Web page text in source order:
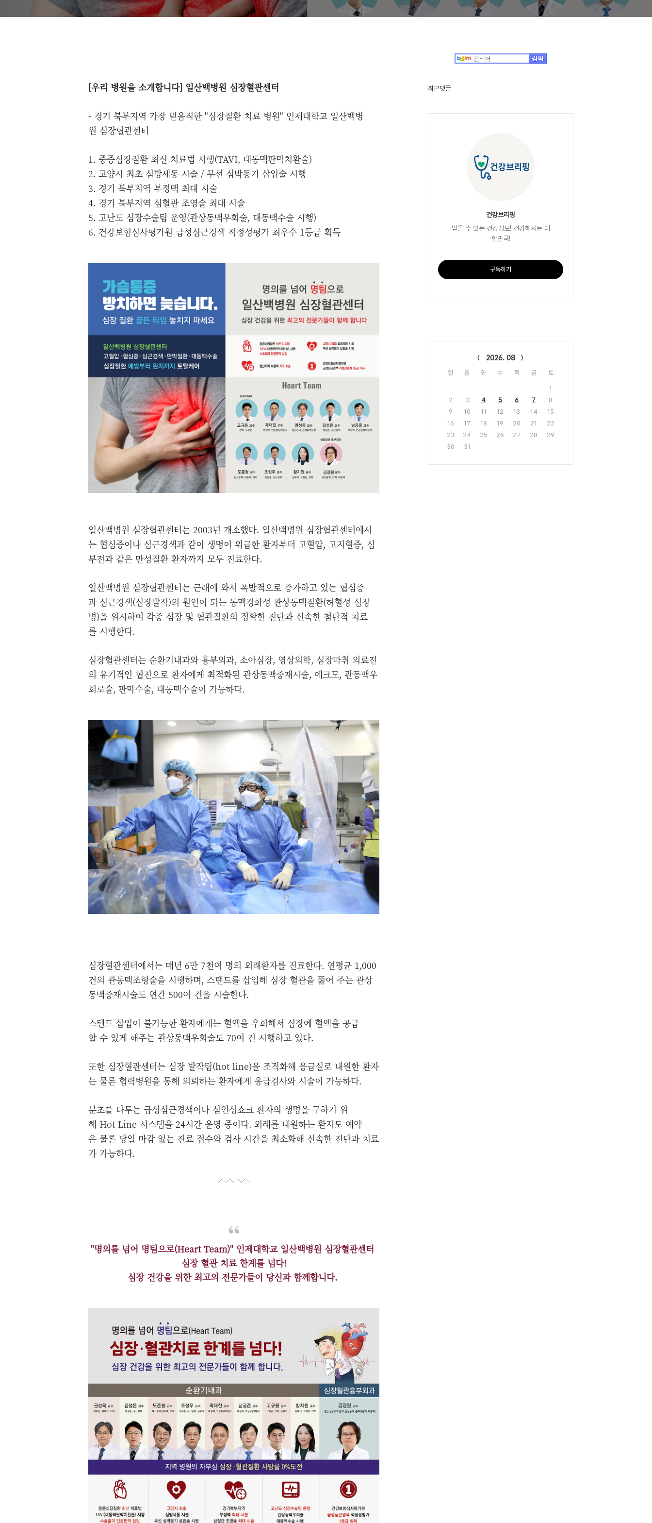
[우리 병원을 소개합니다] 일산백병원 심장혈관센터
- 경기 북부지역 가장 믿음직한 "심장질환 치료 병원" 인제대학교 일산백병
원 심장혈관센터
1. 중증심장질환 최신 치료법 시행(TAVI, 대동맥판막치환술)
2. 고양시 최초 심방세동 시술 / 무선 심박동기 삽입술 시행
3. 경기 북부지역 부정맥 최대 시술
4. 경기 북부지역 심혈관 조영술 최대 시술
5. 고난도 심장수술팀 운영(관상동맥우회술, 대동맥수술 시행)
6. 건강보험심사평가원 급성심근경색 적정성평가 최우수 1등급 획득
일산백병원 심장혈관센터는 2003년 개소했다. 일산백병원 심장혈관센터에서
는 협심증이나 심근경색과 같이 생명이 위급한 환자부터 고혈압, 고지혈증, 심
부전과 같은 만성질환 환자까지 모두 진료한다.
일산백병원 심장혈관센터는 근래에 와서 폭발적으로 증가하고 있는 협심증
과 심근경색(심장발작)의 원인이 되는 동맥경화성 관상동맥질환(허혈성 심장
병)을 위시하여 각종 심장 및 혈관질환의 정확한 진단과 신속한 첨단적 치료
를 시행한다.
심장혈관센터는 순환기내과와 흉부외과, 소아심장, 영상의학, 심장마취 의료진
의 유기적인 협진으로 환자에게 최적화된 관상동맥중재시술, 에크모, 관동맥우
회로술, 판막수술, 대동맥수술이 가능하다.
심장혈관센터에서는 매년 6만 7천여 명의 외래환자를 진료한다. 연평균 1,000
건의 관동맥조형술을 시행하며, 스탠드를 삽입해 심장 혈관을 뚫어 주는 관상
동맥중재시술도 연간 500여 건을 시술한다.
스텐트 삽입이 불가능한 환자에게는 혈액을 우회해서 심장에 혈액을 공급
할 수 있게 해주는 관상동맥우회술도 70여 건 시행하고 있다.
또한 심장혈관센터는 심장 발작팀(hot line)을 조직화해 응급실로 내원한 환자
는 물론 협력병원을 통해 의뢰하는 환자에게 응급검사와 시술이 가능하다.
분초를 다투는 급성심근경색이나 심인성쇼크 환자의 생명을 구하기 위
해 Hot Line 시스템을 24시간 운영 중이다. 외래를 내원하는 환자도 예약
은 물론 당일 마감 없는 진료 접수와 검사 시간을 최소화해 신속한 진단과 치료
가 가능하다.
"명의를 넘어 명팀으로(Heart Team)" 인제대학교 일산백병원 심장혈관센터
심장 혈관 치료 한계를 넘다!
심장 건강을 위한 최고의 전문가들이 당신과 함께합니다.
최근댓글
건강브리핑
믿을 수 있는 건강정보! 건강해지는 대
한민국!
구독하기
2026. 08
일 월 화 수 목 금 토
1
2
3 4 5 6 7
8
9
10 11 12 13 14
15
16
17 18 19 20 21
22
23
24 25 26 27 28
29
30
31